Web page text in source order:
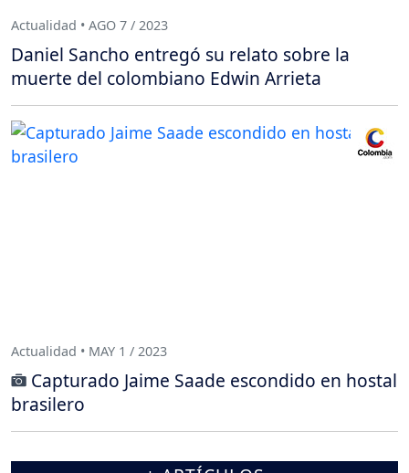
Actualidad • AGO 7 / 2023
Daniel Sancho entregó su relato sobre la
muerte del colombiano Edwin Arrieta
Actualidad • MAY 1 / 2023
Capturado Jaime Saade escondido en hostal
brasilero